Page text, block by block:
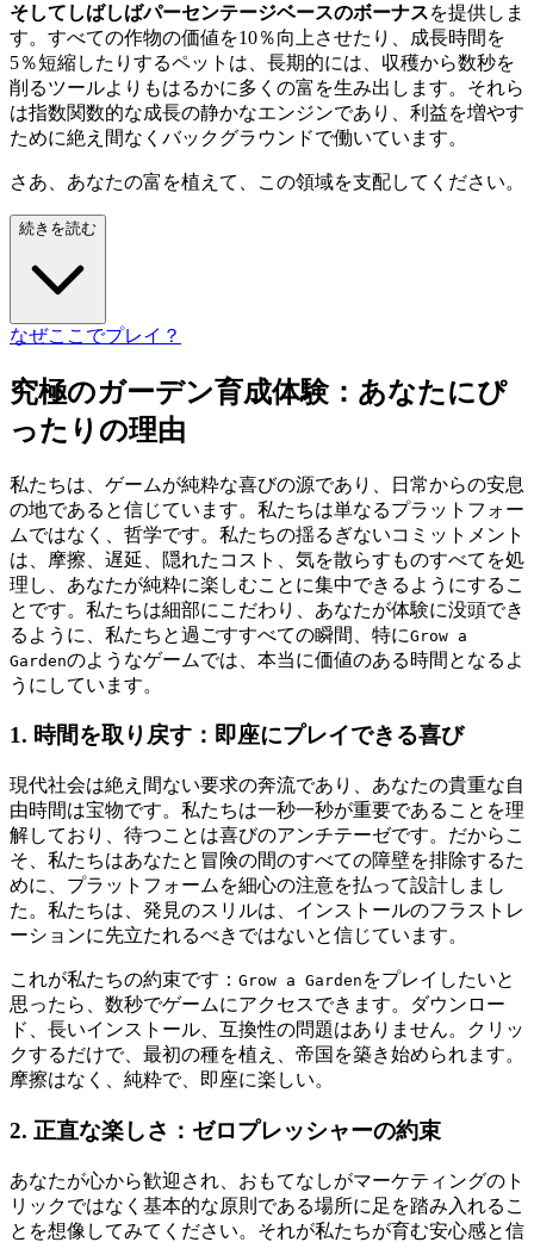
そしてしばしばパーセンテージベースのボーナスを提供しま
す。すべての作物の価値を10％向上させたり、成長時間を
5％短縮したりするペットは、長期的には、収穫から数秒を
削るツールよりもはるかに多くの富を生み出します。それら
は指数関数的な成長の静かなエンジンであり、利益を増やす
ために絶え間なくバックグラウンドで働いています。
さあ、あなたの富を植えて、この領域を支配してください。
続きを読む
なぜここでプレイ？
究極のガーデン育成体験：あなたにぴ
ったりの理由
私たちは、ゲームが純粋な喜びの源であり、日常からの安息
の地であると信じています。私たちは単なるプラットフォー
ムではなく、哲学です。私たちの揺るぎないコミットメント
は、摩擦、遅延、隠れたコスト、気を散らすものすべてを処
理し、あなたが純粋に楽しむことに集中できるようにするこ
とです。私たちは細部にこだわり、あなたが体験に没頭でき
るように、私たちと過ごすすべての瞬間、特にGrow a
Gardenのようなゲームでは、本当に価値のある時間となるよ
うにしています。
1. 時間を取り戻す：即座にプレイできる喜び
現代社会は絶え間ない要求の奔流であり、あなたの貴重な自
由時間は宝物です。私たちは一秒一秒が重要であることを理
解しており、待つことは喜びのアンチテーゼです。だからこ
そ、私たちはあなたと冒険の間のすべての障壁を排除するた
めに、プラットフォームを細心の注意を払って設計しまし
た。私たちは、発見のスリルは、インストールのフラストレ
ーションに先立たれるべきではないと信じています。
これが私たちの約束です： Grow a Garden をプレイしたいと
思ったら、数秒でゲームにアクセスできます。ダウンロー
ド、長いインストール、互換性の問題はありません。クリッ
クするだけで、最初の種を植え、帝国を築き始められます。
摩擦はなく、純粋で、即座に楽しい。
2. 正直な楽しさ：ゼロプレッシャーの約束
あなたが心から歓迎され、おもてなしがマーケティングのト
リックではなく基本的な原則である場所に足を踏み入れるこ
とを想像してみてください。それが私たちが育む安心感と信